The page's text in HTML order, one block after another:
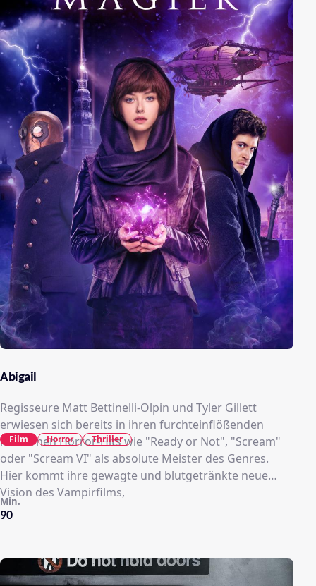
Abigail
Regisseure Matt Bettinelli-Olpin und Tyler Gillett
erwiesen sich bereits in ihren furchteinflößenden
modernen Horror-Hits wie "Ready or Not", "Scream"
oder "Scream VI" als absolute Meister des Genres.
Hier kommt ihre gewagte und blutgetränkte neue
Vision des Vampirfilms,
90
Min.
Film Horror Thriller